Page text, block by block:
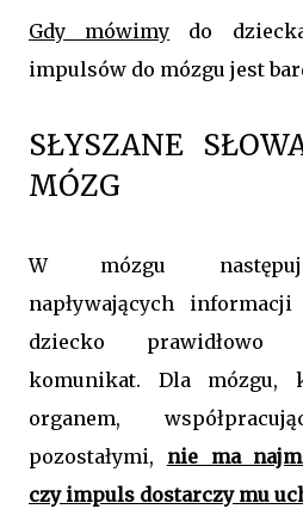
Gdy mówimy do
impulsów do mózgu jest
SŁYSZANE
MÓZG
W mózgu
napływających
dziecko prawidłowo
komunikat. Dla mózgu,
organem,
pozostałymi, nie ma
czy impuls dostarczy mu